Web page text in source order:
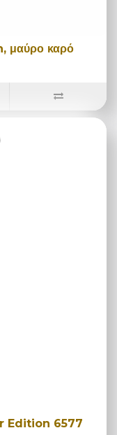
μαύρο καρό
Edition 6577